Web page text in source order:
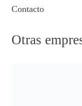
Contacto
Otras